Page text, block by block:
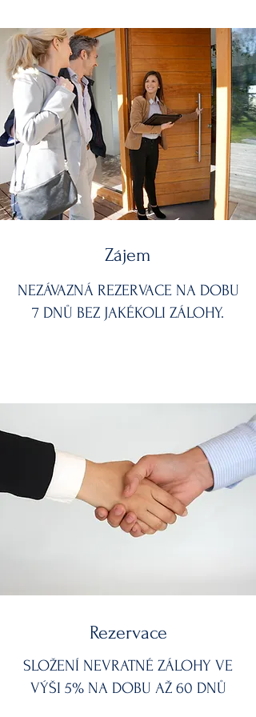
Nenechte si ujít příležitost bydlet v
moderní novostavbě, kde se spojuje klid,
soukromí a vynikající dostupnost.
Vaši novou adresu v Rezidenci Ráčkova si
můžete zarezervovat již dnes. Těším se
na vaši odpověď a na možnost přivítat vás
v komunitě šťastných majitelů.
Zájem
NEZÁVAZNÁ REZERVACE NA DOBU
7 DNŮ BEZ JAKÉKOLI ZÁLOHY.
Rezervace
SLOŽENÍ NEVRATNÉ ZÁLOHY VE
VÝŠI 5% NA DOBU AŽ 60 DNŮ